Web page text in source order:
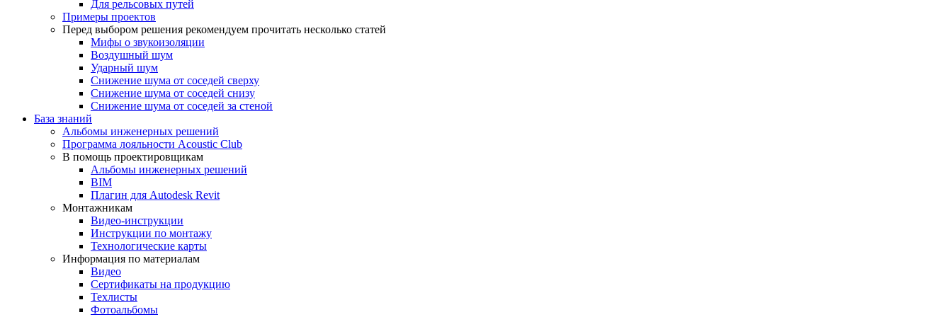
Для рельсовых путей
Примеры проектов
Перед выбором решения рекомендуем прочитать несколько статей
Мифы о звукоизоляции
Воздушный шум
Ударный шум
Снижение шума от соседей сверху
Снижение шума от соседей снизу
Снижение шума от соседей за стеной
База знаний
Альбомы инженерных решений
Программа лояльности Acoustic Club
В помощь проектировщикам
Альбомы инженерных решений
BIM
Плагин для Autodesk Revit
Монтажникам
Видео-инструкции
Инструкции по монтажу
Технологические карты
Информация по материалам
Видео
Сертификаты на продукцию
Техлисты
Фотоальбомы